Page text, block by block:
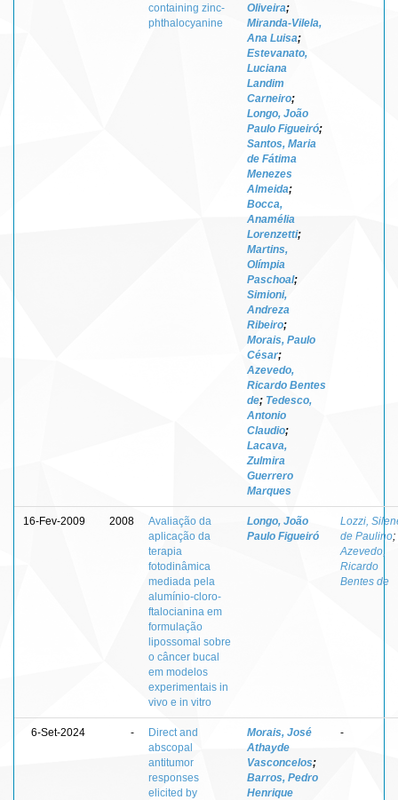
containing zinc-
phthalocyanine
Oliveira;
Miranda-Vilela,
Ana Luisa;
Estevanato,
Luciana
Landim
Carneiro;
Longo, João
Paulo Figueiró;
Santos, Maria
de Fátima
Menezes
Almeida;
Bocca,
Anamélia
Lorenzetti;
Martins,
Olímpia
Paschoal;
Simioni,
Andreza
Ribeiro;
Morais, Paulo
César;
Azevedo,
Ricardo Bentes
de; Tedesco,
Antonio
Claudio;
Lacava,
Zulmira
Guerrero
Marques
16-Fev-2009 2008
Avaliação da
aplicação da
terapia
fotodinâmica
mediada pela
alumínio-cloro-
ftalocianina em
formulação
lipossomal sobre
o câncer bucal
em modelos
experimentais in
vivo e in vitro
Longo, João
Paulo Figueiró
Lozzi,
de Paulino;
Azevedo,
Ricardo
Bentes de
6-Set-2024 -
Direct and
abscopal
antitumor
responses
elicited by
Morais, José
Athayde
Vasconcelos;
Barros, Pedro
Henrique
-